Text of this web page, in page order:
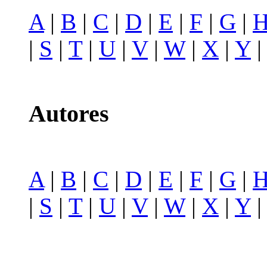
A | B | C | D | E | F | G |
| S | T| U | V| W| X | Y|
Autores
A| B | C | D | E | F | G |
| S | T| U | V| W| X | Y|